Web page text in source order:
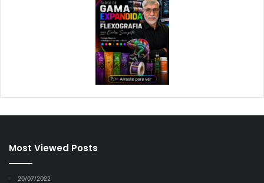
Most Viewed Posts
20/07/2022